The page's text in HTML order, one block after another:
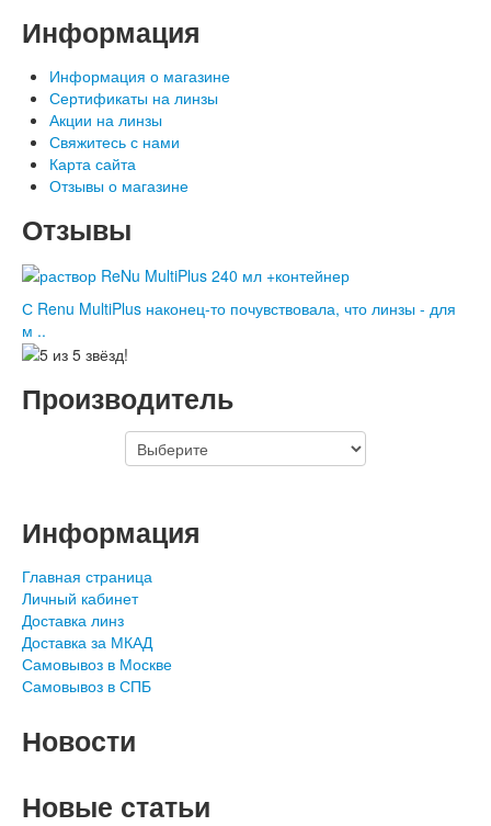
Информация
Информация о магазине
Сертификаты на линзы
Акции на линзы
Свяжитесь с нами
Карта сайта
Отзывы о магазине
Отзывы
С Renu MultiPlus наконец-то почувствовала, что линзы - для
м ..
Производитель
Информация
Главная страница
Личный кабинет
Доставка линз
Доставка за МКАД
Самовывоз в Москве
Самовывоз в СПБ
Новости
Новые статьи